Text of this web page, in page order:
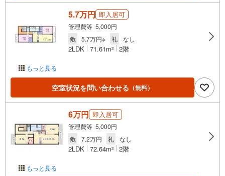
もっと見る
5.7万円 即入居可
管理費等 5,000円
敷
5.7万円※ 礼 なし
2LDK 71.61m2 2階
空室状況を問い合わせる （無料）
もっと見る
6万円 即入居可
管理費等 5,000円
敷
7.2万円 礼 なし
2LDK 72.64m2 2階